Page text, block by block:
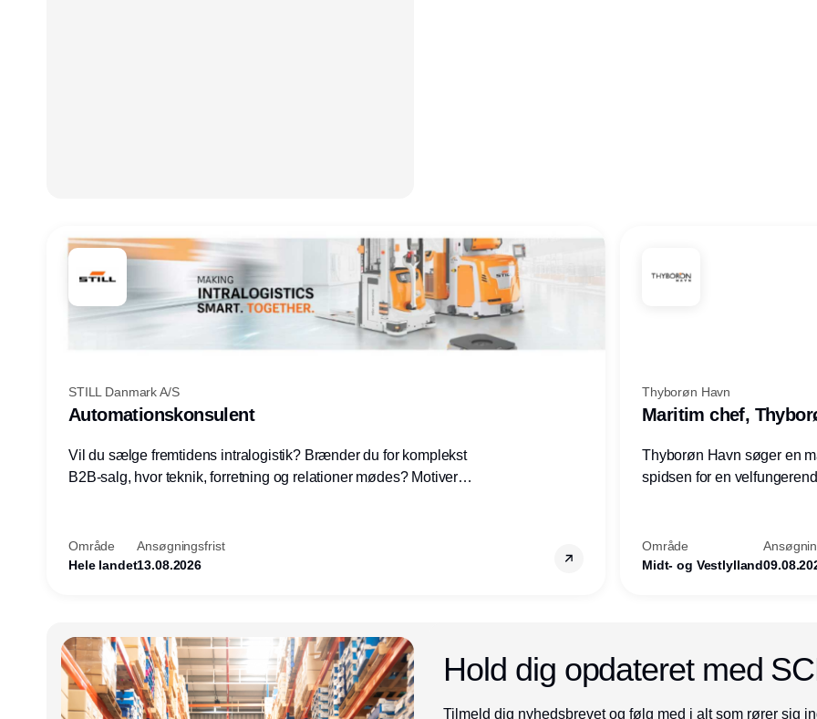
STILL Danmark A/S
Automationskonsulent
Vil du sælge fremtidens intralogistik? Brænder du for komplekst
B2B-salg, hvor teknik, forretning og relationer mødes? Motiveres
nogle af Danmarks mest spændende produktions- og
logistikvirksomheder?
Område
Hele landet
Ansøgningsfrist
13.08.2026
Thyborøn Havn
Maritim chef,
Thyborøn Havn søger en
spidsen for en
Område
Midt- og Vestlylland
Hold dig opdateret med
Tilmeld dig nyhedsbrevet og følg med i alt som rører sig